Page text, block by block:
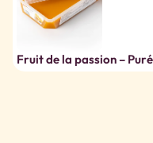
Fruit de la passion –